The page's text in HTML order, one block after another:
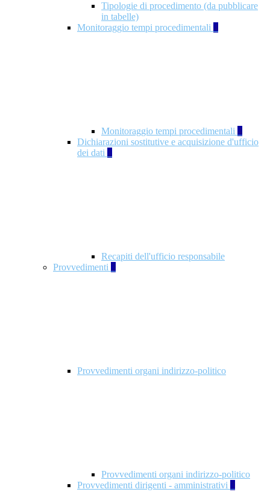
Tipologie di procedimento (da pubblicare
in tabelle)
Monitoraggio tempi procedimentali 4
Monitoraggio tempi procedimentali 4
Dichiarazioni sostitutive e acquisizione d'ufficio
dei dati 1
Recapiti dell'ufficio responsabile
Provvedimenti 3
Provvedimenti organi indirizzo-politico
Provvedimenti organi indirizzo-politico
Provvedimenti dirigenti - amministrativi 3